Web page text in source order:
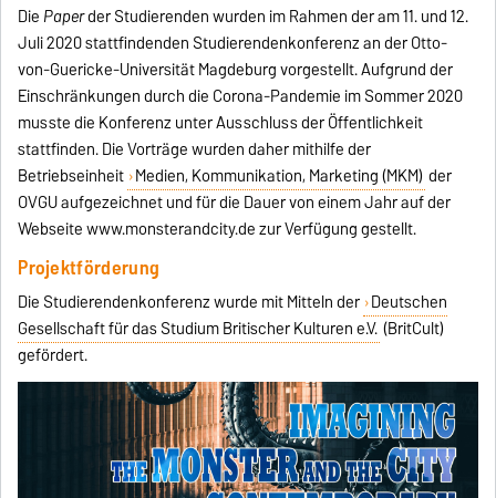
Die Paperder Studierenden wurden im Rahmen der am 11. und 12.
Juli 2020 stattfindenden Studierendenkonferenz an der Otto-
von-Guericke-Universität Magdeburg vorgestellt. Aufgrund der
Einschränkungen durch die Corona-Pandemie im Sommer 2020
musste die Konferenz unter Ausschluss der Öffentlichkeit
stattfinden. Die Vorträge wurden daher mithilfe der
Betriebseinheit Medien, Kommunikation, Marketing (MKM) der
OVGU aufgezeichnet und für die Dauer von einem Jahr auf der
Webseite www.monsterandcity.de zur Verfügung gestellt.
Projektförderung
Die Studierendenkonferenz wurde mit Mitteln der Deutschen
Gesellschaft für das Studium Britischer Kulturen e.V. (BritCult)
gefördert.